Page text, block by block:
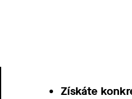
Získáte